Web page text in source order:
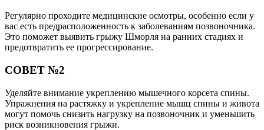
Регулярно проходите медицинские осмотры, особенно если у
вас есть предрасположенность к заболеваниям позвоночника.
Это поможет выявить грыжу Шморля на ранних стадиях и
предотвратить ее прогрессирование.
СОВЕТ №2
Уделяйте внимание укреплению мышечного корсета спины.
Упражнения на растяжку и укрепление мышц спины и живота
могут помочь снизить нагрузку на позвоночник и уменьшить
риск возникновения грыжи.